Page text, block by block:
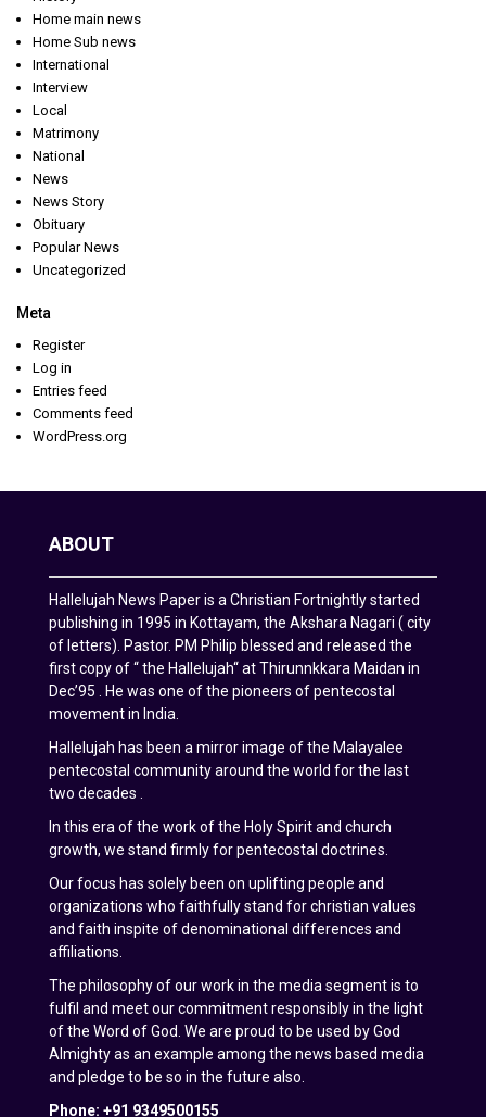
Home main news
Home Sub news
International
Interview
Local
Matrimony
National
News
News Story
Obituary
Popular News
Uncategorized
Meta
Register
Log in
Entries feed
Comments feed
WordPress.org
ABOUT
Hallelujah News Paper is a Christian Fortnightly started
publishing in 1995 in Kottayam, the Akshara Nagari ( city
of letters). Pastor. PM Philip blessed and released the
first copy of “ the Hallelujah“ at Thirunnkkara Maidan in
Dec’95 . He was one of the pioneers of pentecostal
movement in India.
Hallelujah has been a mirror image of the Malayalee
pentecostal community around the world for the last
two decades .
In this era of the work of the Holy Spirit and church
growth, we stand firmly for pentecostal doctrines.
Our focus has solely been on uplifting people and
organizations who faithfully stand for christian values
and faith inspite of denominational differences and
affiliations.
The philosophy of our work in the media segment is to
fulfil and meet our commitment responsibly in the light
of the Word of God. We are proud to be used by God
Almighty as an example among the news based media
and pledge to be so in the future also.
Phone: +91 9349500155